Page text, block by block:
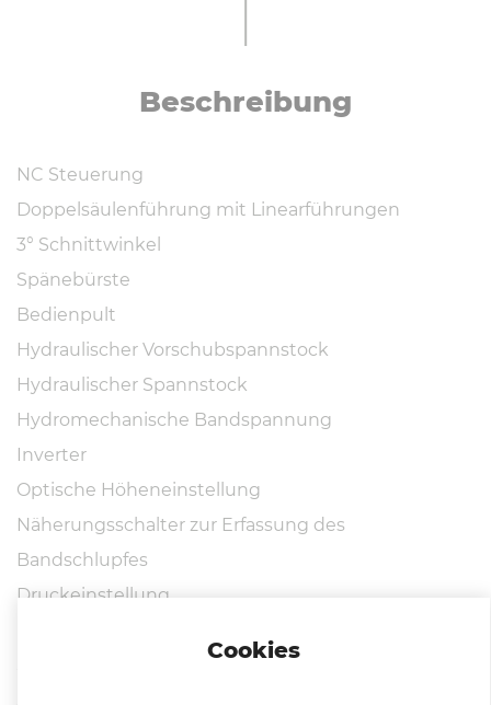
Be­schrei­bung
NC Steuerung
Doppelsäulenführung mit Linearführungen
3° Schnittwinkel
Spänebürste
Bedienpult
Hydraulischer Vorschubspannstock
Hydraulischer Spannstock
Hydromechanische Bandspannung
Inverter
Optische Höheneinstellung
Näherungsschalter zur Erfassung des
Bandschlupfes
Druckeinstellung
Cookies